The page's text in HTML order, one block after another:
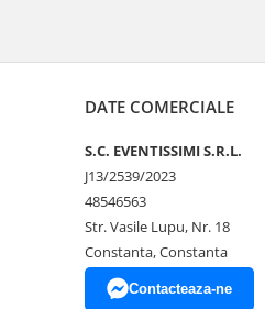
DATE COMERCIALE
S.C. EVENTISSIMI S.R.L.
J13/2539/2023
48546563
Str. Vasile Lupu, Nr. 18
Constanta, Constanta
Contacteaza-ne